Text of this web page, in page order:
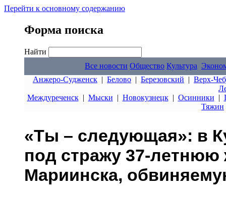
Перейти к основному содержанию
Форма поиска
Найти
Все новости Общество Культура
Анжеро-Судженск | Белово | Березовский | Верх-
Междуреченск| Мыски | Новокузнецк| Осинники |
Тяжин
«Ты – следующая»: в
под стражу 37-летнюю
Мариинска,